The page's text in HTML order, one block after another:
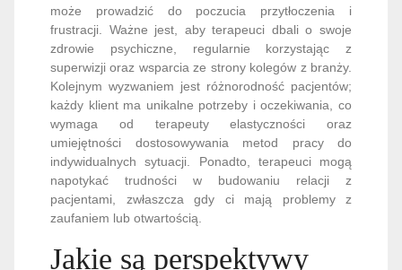
może prowadzić do poczucia przytłoczenia i
frustracji. Ważne jest, aby terapeuci dbali o swoje
zdrowie psychiczne, regularnie korzystając z
superwizji oraz wsparcia ze strony kolegów z branży.
Kolejnym wyzwaniem jest różnorodność pacjentów;
każdy klient ma unikalne potrzeby i oczekiwania, co
wymaga od terapeuty elastyczności oraz
umiejętności dostosowywania metod pracy do
indywidualnych sytuacji. Ponadto, terapeuci mogą
napotykać trudności w budowaniu relacji z
pacjentami, zwłaszcza gdy ci mają problemy z
zaufaniem lub otwartością.
Jakie są perspektywy